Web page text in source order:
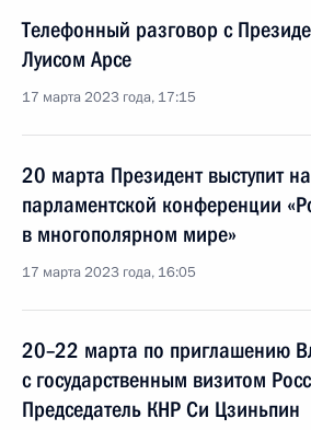
Телефонный разговор с
Луисом Арсе
17 марта 2023 года, 17:15
20 марта Президент выступит
парламентской конференции
в многополярном мире»
17 марта 2023 года, 16:05
20–22 марта по приглашению
с государственным визитом
Председатель КНР Си Цзиньпин